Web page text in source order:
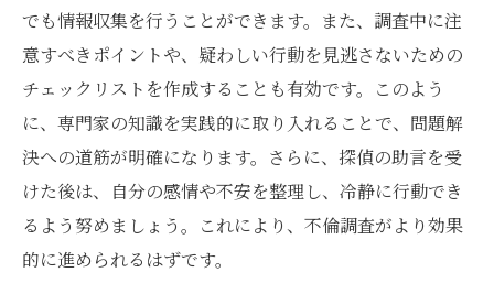
でも情報収集を行うことができます。また、調査中に注
意すべきポイントや、疑わしい行動を見逃さないための
チェックリストを作成することも有効です。このよう
に、専門家の知識を実践的に取り入れることで、問題解
決への道筋が明確になります。さらに、探偵の助言を受
けた後は、自分の感情や不安を整理し、冷静に行動でき
るよう努めましょう。これにより、不倫調査がより効果
的に進められるはずです。